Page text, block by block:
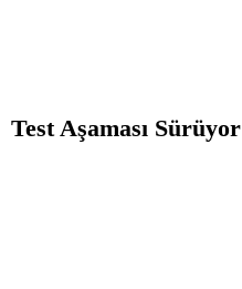
Test Aşaması Sürüyor